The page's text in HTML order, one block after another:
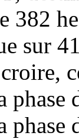
382
sur
phase